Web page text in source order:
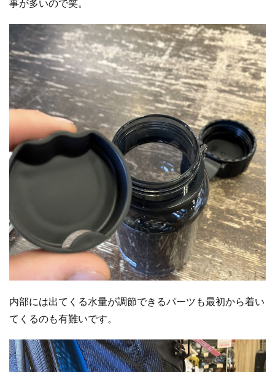
内部には出てくる水量が調節できるパーツも最初から着い
てくるのも有難いです。